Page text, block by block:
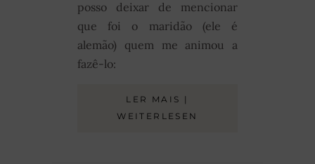
posso deixar de mencionar
que foi o maridão (ele é
alemão) quem me animou a
fazê-lo:
LER MAIS |
WEITERLESEN